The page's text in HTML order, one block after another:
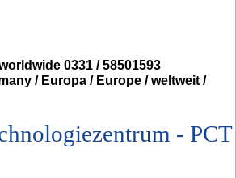
0331 / 58501593
/ Europa / Europe / weltweit /
- PCT